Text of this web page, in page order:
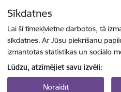
Sīkdatnes
Lai šī tīmekļvietne darbotos, tā
sīkdatnes. Ar Jūsu piekrišanu
izmantotas statistikas un sociālo
Lūdzu, atzīmējiet savu izvēli:
Noraidīt